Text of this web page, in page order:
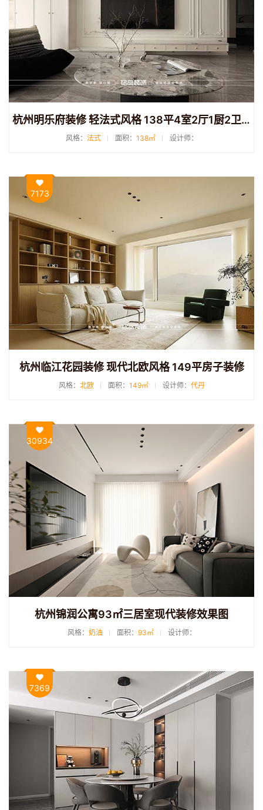
杭州明乐府装修 轻法式风格 138平4室2厅1厨2卫装修
风格： 法式 面积： 138㎡ 设计师：
7173
杭州临江花园装修 现代北欧风格 149平房子装修
风格： 北欧 面积： 149㎡ 设计师： 代丹
30934
杭州锦润公寓93㎡三居室现代装修效果图
风格： 奶油 面积： 93㎡ 设计师：
7369